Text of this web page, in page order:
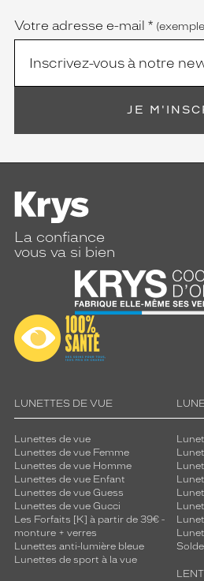
Votre adresse e-mail *
JE
La confiance
vous va si bien
LUNETTES DE VUE
Lunettes de vue
Lunettes de vue Femme
Lunettes de vue Homme
Lunettes de vue Enfant
Lunettes de vue Guess
Lunettes de vue Gucci
Les Forfaits [K] à partir de 39€ -
monture + verres
Lunettes anti-lumière bleue
Lunettes de sport à la vue